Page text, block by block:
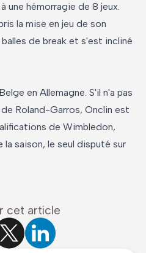
une hémorragie de 8 jeux.
la mise en jeu de son
de break et s'est incliné
en Allemagne. S'il n'a pas
Roland-Garros, Onclin est
de Wimbledon,
saison, le seul disputé sur
cet article